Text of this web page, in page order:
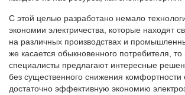
С этой целью разработано немало
экономии электричества, которые находят
на различных производствах и
же касается обыкновенного потребителя, то
специалисты предлагают интересные
без существенного снижения комфортности
достаточно эффективную экономию